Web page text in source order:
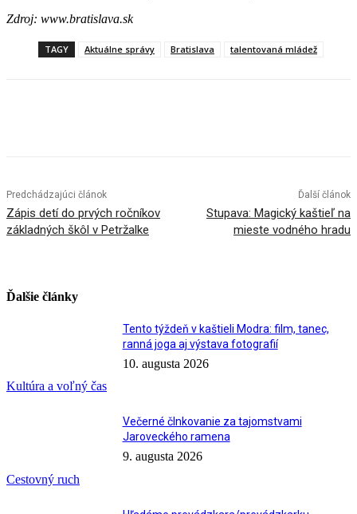
Zdroj: www.bratislava.sk
TAGY Aktuálne správy Bratislava talentovaná mládež
Predchádzajúci článok
Zápis detí do prvých ročníkov
základných škôl v Petržalke
Ďalší článok
Stupava: Magický kaštieľ na
mieste vodného hradu
Ďalšie články
Kultúra a voľný čas
Tento týždeň v kaštieli Modra: film, tanec,
ranná joga aj výstava fotografií
10. augusta 2026
Cestovný ruch
Večerné člnkovanie za tajomstvami
Jaroveckého ramena
9. augusta 2026